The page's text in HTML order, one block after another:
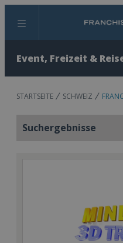
Menü
Event, Freizeit &
STARTSEITE SCHWEIZ
Suchergebnisse